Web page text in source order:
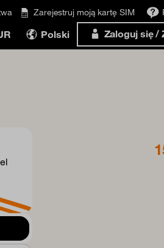
Zarejestruj moją kartę SIM
Polski Zaloguj się /